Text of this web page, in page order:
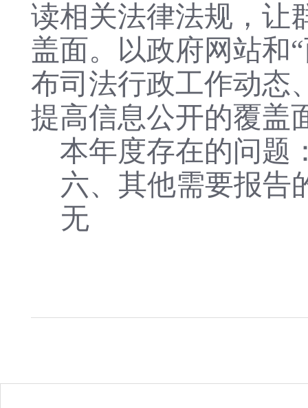
读相关法律法规，让
盖面。以政府网站和
布司法行政工作动态
提高信息公开的覆盖
本年度存在的问题
六、其他需要报告
无